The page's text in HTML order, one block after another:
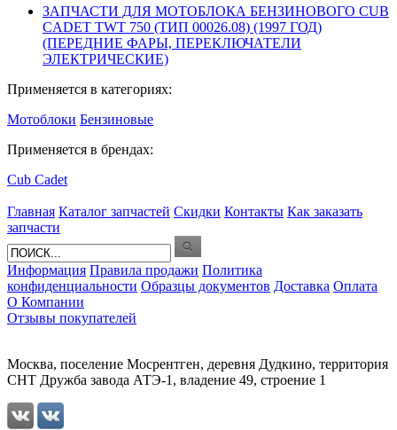
ЗАПЧАСТИ ДЛЯ МОТОБЛОКА БЕНЗИНОВОГО CUB
CADET TWT 750 (ТИП 00026.08) (1997 ГОД)
(ПЕРЕДНИЕ ФАРЫ, ПЕРЕКЛЮЧАТЕЛИ
ЭЛЕКТРИЧЕСКИЕ)
Применяется в категориях:
Мотоблоки Бензиновые
Применяется в брендах:
Cub Cadet
Главная Каталог запчастей Скидки Контакты Как заказать
запчасти
Информация Правила продажи Политика
конфиденциальности Образцы документов Доставка Оплата
О Компании
Отзывы покупателей
Москва, поселение Мосрентген, деревня Дудкино, территория
СНТ Дружба завода АТЭ-1, владение 49, строение 1